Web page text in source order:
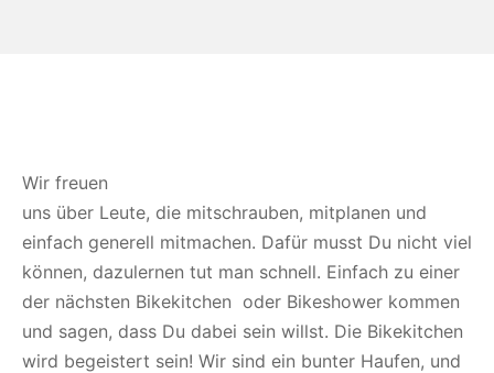
Wir freuen
uns über Leute, die mitschrauben, mitplanen und
einfach generell mitmachen. Dafür musst Du nicht viel
können, dazulernen tut man schnell. Einfach zu einer
der nächsten Bikekitchen oder Bikeshower kommen
und sagen, dass Du dabei sein willst. Die Bikekitchen
wird begeistert sein! Wir sind ein bunter Haufen, und